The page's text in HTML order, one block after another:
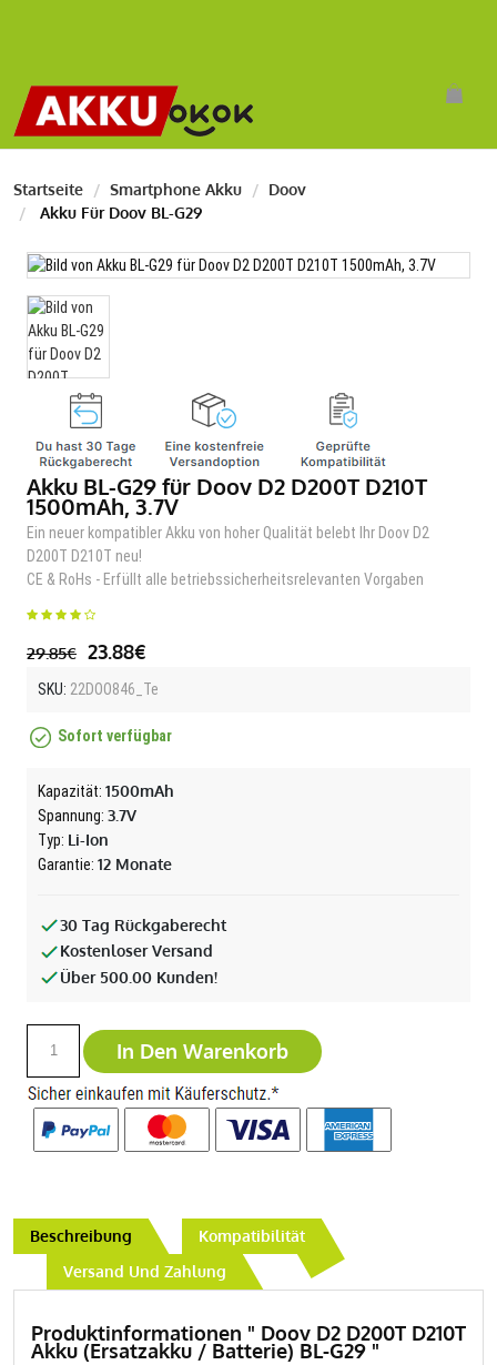
Startseite Smartphone Akku
Doov
Akku Für Doov BL-G29
Akku BL-G29 für Doov D2 D200T D210T
1500mAh, 3.7V
Ein neuer kompatibler Akku von hoher Qualität belebt Ihr Doov D2
D200T D210T neu!
CE & RoHs - Erfüllt alle betriebssicherheitsrelevanten Vorgaben
29.85€ 23.88€
SKU: 22DOO846_Te
Sofort verfügbar
Kapazität: 1500mAh
Spannung: 3.7V
Typ: Li-Ion
Garantie: 12 Monate
30 Tag Rückgaberecht
Kostenloser Versand
Über 500.00 Kunden!
In Den Warenkorb
Beschreibung
Kompatibilität
Versand Und Zahlung
Produktinformationen " Doov D2 D200T D210T
Akku (Ersatzakku / Batterie) BL-G29 "